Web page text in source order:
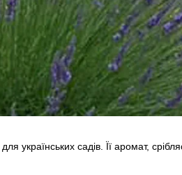
садів. Її аромат,